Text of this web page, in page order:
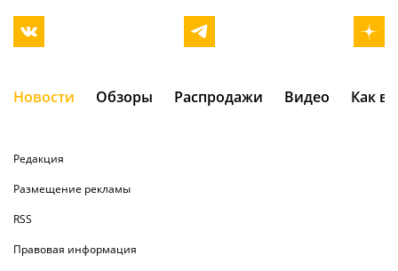
Новости Обзоры Распродажи Видео Как
Редакция
Размещение рекламы
RSS
Правовая информация